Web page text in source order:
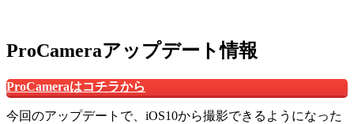
ProCameraアップデート情報
ProCameraはコチラから
今回のアップデートで、iOS10から撮影できるようになった